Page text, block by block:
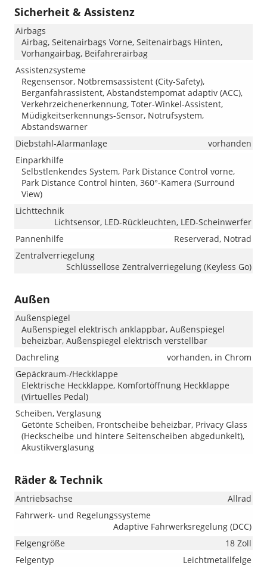
Sicherheit & Assistenz
Airbags
Airbag, Seitenairbags Vorne, Seitenairbags Hinten,
Vorhangairbag, Beifahrerairbag
Assistenzsysteme
Regensensor, Notbremsassistent (City-Safety),
Berganfahrassistent, Abstandstempomat adaptiv (ACC),
Verkehrzeichenerkennung, Toter-Winkel-Assistent,
Müdigkeitserkennungs-Sensor, Notrufsystem,
Abstandswarner
Diebstahl-Alarmanlage
vorhanden
Einparkhilfe
Selbstlenkendes System, Park Distance Control vorne,
Park Distance Control hinten, 360°-Kamera (Surround
View)
Lichttechnik
Lichtsensor, LED-Rückleuchten, LED-Scheinwerfer
Pannenhilfe
Reserverad, Notrad
Zentralverriegelung
Schlüssellose Zentralverriegelung (Keyless Go)
Außen
Außenspiegel
Außenspiegel elektrisch anklappbar, Außenspiegel
beheizbar, Außenspiegel elektrisch verstellbar
Dachreling
vorhanden, in Chrom
Gepäckraum-/Heckklappe
Elektrische Heckklappe, Komfortöffnung Heckklappe
(Virtuelles Pedal)
Scheiben, Verglasung
Getönte Scheiben, Frontscheibe beheizbar, Privacy Glass
(Heckscheibe und hintere Seitenscheiben abgedunkelt),
Akustikverglasung
Räder & Technik
Antriebsachse
Allrad
Fahrwerk- und Regelungssysteme
Adaptive Fahrwerksregelung (DCC)
Felgengröße
18 Zoll
Felgentyp
Leichtmetallfelge